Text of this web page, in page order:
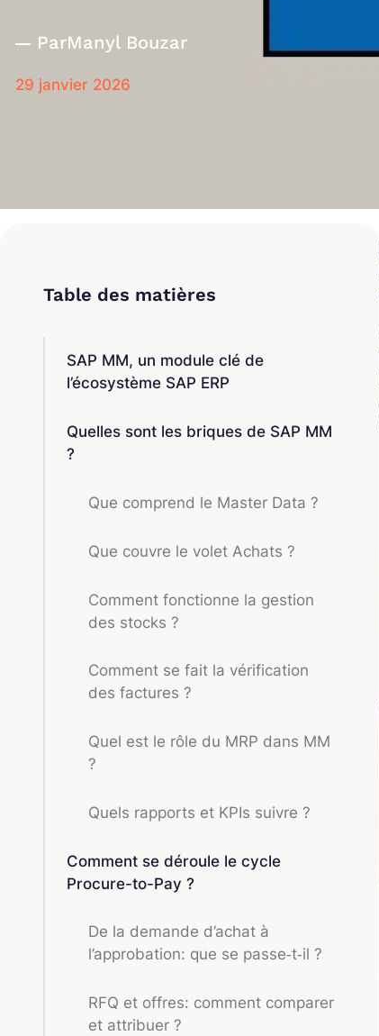
ParManyl Bouzar
29 janvier 2026
SAP MM, un module clé de
l’écosystème SAP ERP
Quelles sont les briques de SAP MM
?
Que comprend le Master Data ?
Que couvre le volet Achats ?
Comment fonctionne la gestion
des stocks ?
Comment se fait la vérification
des factures ?
Quel est le rôle du MRP dans MM
?
Quels rapports et KPIs suivre ?
Comment se déroule le cycle
Procure-to-Pay ?
De la demande d’achat à
l’approbation: que se passe‑t‑il ?
RFQ et offres: comment comparer
et attribuer ?